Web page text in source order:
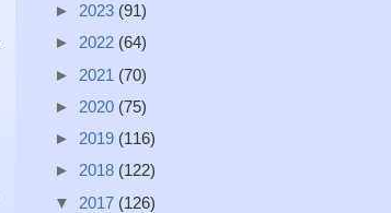
► 2023 (91)
► 2022 (64)
► 2021 (70)
► 2020 (75)
► 2019 (116)
► 2018 (122)
▼ 2017 (126)